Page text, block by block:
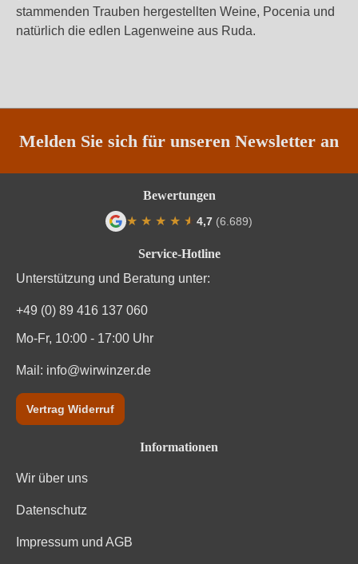
stammenden Trauben hergestellten Weine, Pocenia und
natürlich die edlen Lagenweine aus Ruda.
Melden Sie sich für unseren Newsletter an
Service-Hotline
Unterstützung und Beratung unter:
+49 (0) 89 416 137 060
Mo-Fr, 10:00 - 17:00 Uhr
Mail: info@wirwinzer.de
Vertrag Widerruf
Informationen
Wir über uns
Datenschutz
Impressum und AGB
Bewertungen
★ ★ ★ ★ ★
★ 4,7 (6.689)